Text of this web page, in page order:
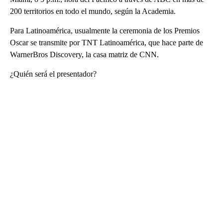
200 territorios en todo el mundo, según la Academia.
Para Latinoamérica, usualmente la ceremonia de los Premios
Oscar se transmite por TNT Latinoamérica, que hace parte de
WarnerBros Discovery, la casa matriz de CNN.
¿Quién será el presentador?